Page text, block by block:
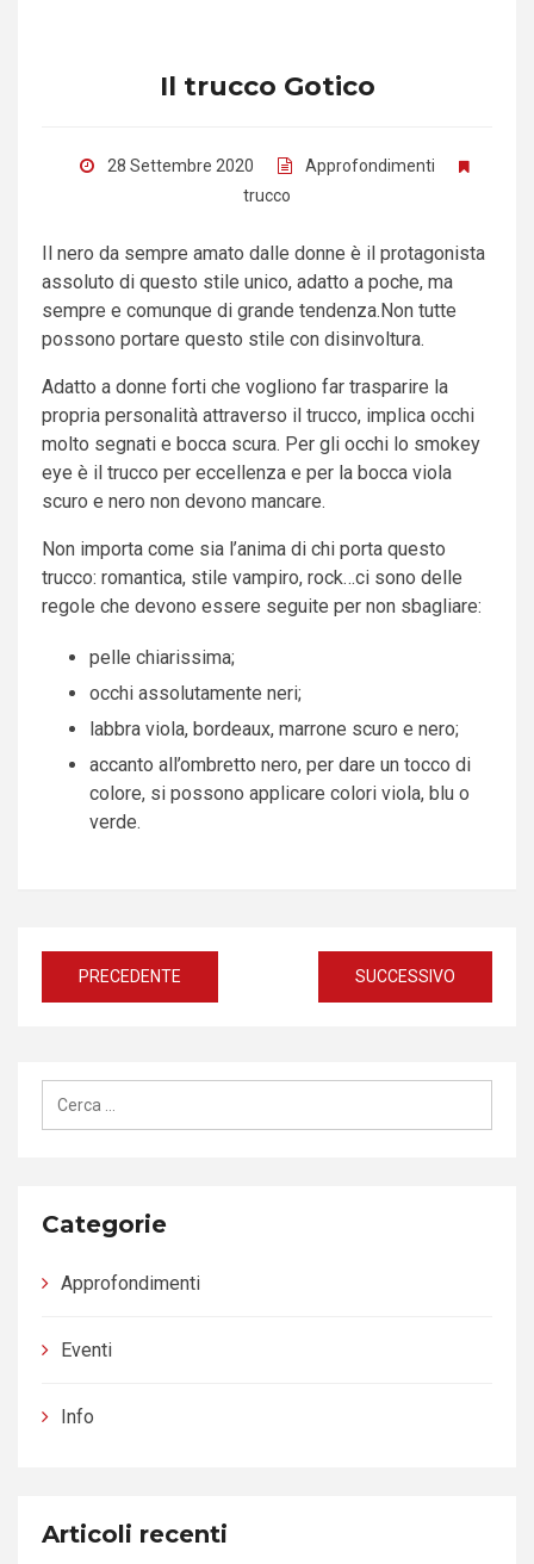
Il trucco Gotico
28 Settembre 2020
Approfondimenti
trucco
Il nero da sempre amato dalle donne è il protagonista
assoluto di questo stile unico, adatto a poche, ma
sempre e comunque di grande tendenza. Non tutte
possono portare questo stile con disinvoltura.
Adatto a donne forti che vogliono far trasparire la
propria personalità attraverso il trucco, implica occhi
molto segnati e bocca scura. Per gli occhi lo smokey
eye è il trucco per eccellenza e per la bocca viola
scuro e nero non devono mancare.
Non importa come sia l’anima di chi porta questo
trucco: romantica, stile vampiro, rock…ci sono delle
regole che devono essere seguite per non sbagliare:
pelle chiarissima;
occhi assolutamente neri;
labbra viola, bordeaux, marrone scuro e nero;
accanto all’ombretto nero, per dare un tocco di
colore, si possono applicare colori viola, blu o
verde.
Navigazione
articoli
PRECEDENTE SUCCESSIVO
Ricerca
Categorie
Approfondimenti
Eventi
Info
Articoli recenti